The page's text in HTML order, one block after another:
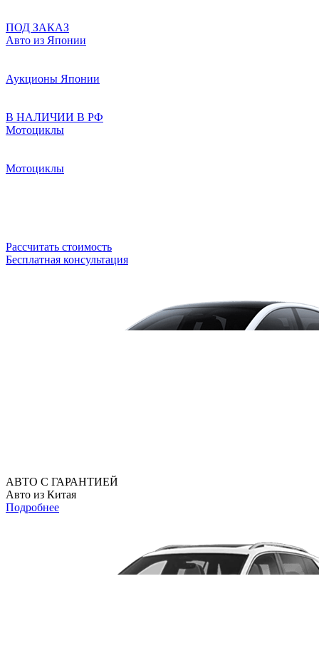
ПОД ЗАКАЗ
Авто из Японии
Аукционы Японии
В НАЛИЧИИ В РФ
Мотоциклы
Мотоциклы
Рассчитать стоимость
Бесплатная консультация
АВТО С ГАРАНТИЕЙ
Авто из Китая
Подробнее